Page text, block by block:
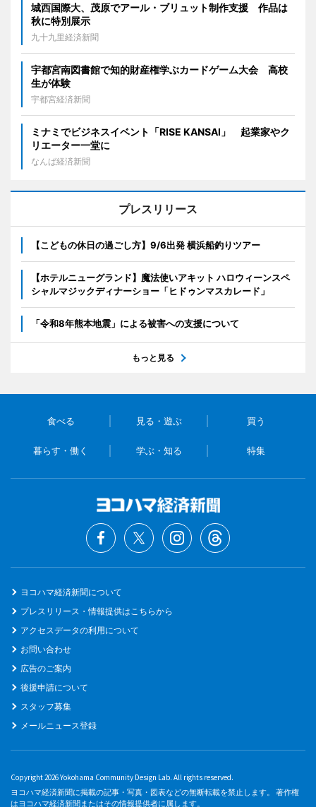
城西国際大、茂原でアール・ブリュット制作支援 作品は
秋に特別展示
九十九里経済新聞
宇都宮南図書館で知的財産権学ぶカードゲーム大会 高校
生が体験
宇都宮経済新聞
ミナミでビジネスイベント「RISE KANSAI」 起業家やク
リエーター一堂に
なんば経済新聞
プレスリリース
【こどもの休日の過ごし方】9/6出発 横浜船釣りツアー
【ホテルニューグランド】魔法使いアキット ハロウィーンスペ
シャルマジックディナーショー「ヒドゥンマスカレード」
「令和8年熊本地震」による被害への支援について
もっと見る
食べる 見る・遊ぶ 買う
暮らす・働く 学ぶ・知る 特集
ヨコハマ経済新聞について
プレスリリース・情報提供はこちらから
アクセスデータの利用について
お問い合わせ
広告のご案内
後援申請について
スタッフ募集
メールニュース登録
Copyright 2026 Yokohama Community Design Lab. All rights reserved.
ヨコハマ経済新聞に掲載の記事・写真・図表などの無断転載を禁止します。 著作権
はヨコハマ経済新聞またはその情報提供者に属します。